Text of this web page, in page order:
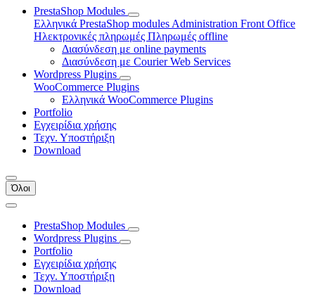
PrestaShop Modules
Ελληνικά PrestaShop modules Administration Front Office
Ηλεκτρονικές πληρωμές Πληρωμές offline
Διασύνδεση με online payments
Διασύνδεση με Courier Web Services
Wordpress Plugins
WooCommerce Plugins
Ελληνικά WooCommerce Plugins
Portfolio
Εγχειρίδια χρήσης
Τεχν. Υποστήριξη
Download
Όλοι
PrestaShop Modules
Wordpress Plugins
Portfolio
Εγχειρίδια χρήσης
Τεχν. Υποστήριξη
Download